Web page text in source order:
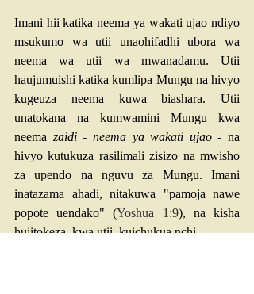
Imani hii katika neema ya wakati ujao ndiyo
msukumo wa utii unaohifadhi ubora wa
neema wa utii wa mwanadamu. Utii
haujumuishi katika kumlipa Mungu na hivyo
kugeuza neema kuwa biashara. Utii
unatokana na kumwamini Mungu kwa
neema zaidi - neema ya wakati ujao - na
hivyo kutukuza rasilimali zisizo na mwisho
za upendo na nguvu za Mungu. Imani
inatazama ahadi, nitakuwa "pamoja nawe
popote uendako" (Yoshua 1:9), na kisha
hujitokeza, kwa utii, kuichukua nchi.